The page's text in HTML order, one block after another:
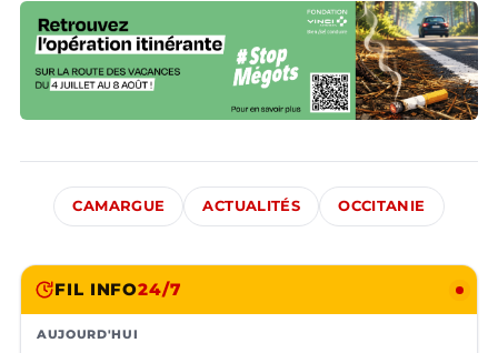
CAMARGUE ACTUALITÉS OCCITANIE
FIL INFO24/7
AUJOURD'HUI